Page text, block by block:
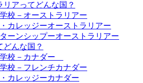
リアってどんな国？
校－オーストラリアー
カレッジーオーストラリアー
ーンシップーオーストラリアー
どんな国？
校－カナダー
校－フレンチカナダー
カレッジーカナダー